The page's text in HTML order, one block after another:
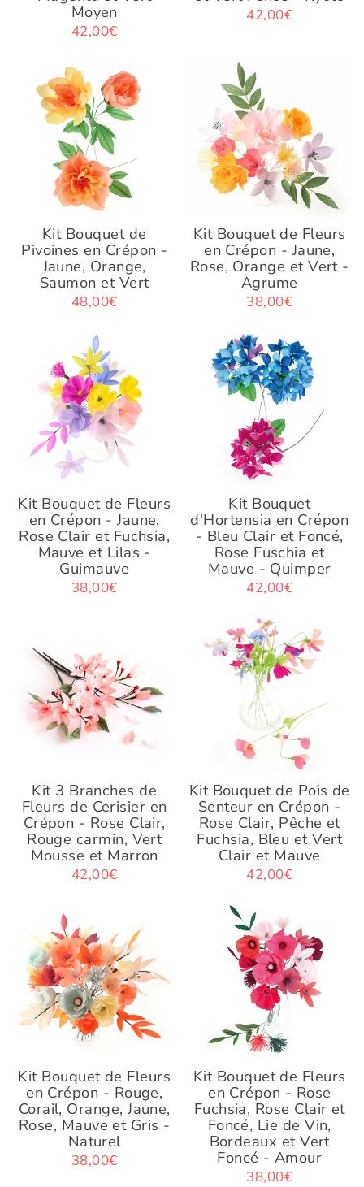
Moyen
42,00€
42,00€
Kit Bouquet de
Pivoines en Crépon -
Jaune, Orange,
Saumon et Vert
48,00€
Kit Bouquet de Fleurs
en Crépon - Jaune,
Rose, Orange et Vert -
Agrume
38,00€
Kit Bouquet de Fleurs
en Crépon - Jaune,
Rose Clair et Fuchsia,
Mauve et Lilas -
Guimauve
38,00€
Kit Bouquet
d'Hortensia en Crépon
- Bleu Clair et Foncé,
Rose Fuschia et
Mauve - Quimper
42,00€
Kit 3 Branches de
Fleurs de Cerisier en
Crépon - Rose Clair,
Rouge carmin, Vert
Mousse et Marron
42,00€
Kit Bouquet de Pois de
Senteur en Crépon -
Rose Clair, Pêche et
Fuchsia, Bleu et Vert
Clair et Mauve
42,00€
Kit Bouquet de Fleurs
en Crépon - Rouge,
Corail, Orange, Jaune,
Rose, Mauve et Gris -
Naturel
38,00€
Kit Bouquet de Fleurs
en Crépon - Rose
Fuchsia, Rose Clair et
Foncé, Lie de Vin,
Bordeaux et Vert
Foncé - Amour
38,00€